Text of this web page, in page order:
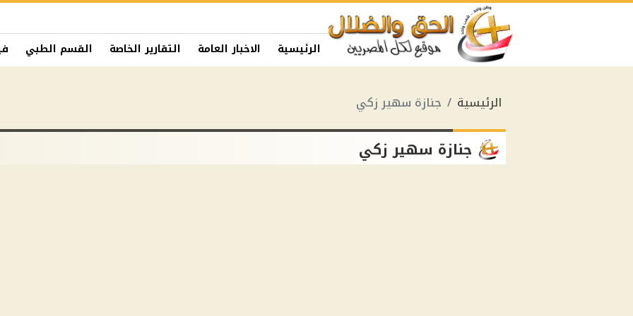
الرئيسية الاخبار العامة التقارير الخاصة القسم الطبي
الرئيسية جنازة سهير زكي
جنازة سهير زكي